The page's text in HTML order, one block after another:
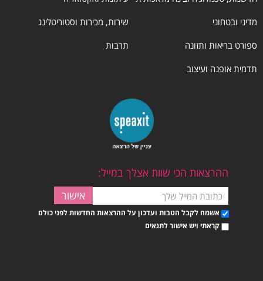
מדיני ובטחוני
שירות, מכירות וסטוריטלינג
ספורט בריאות ותזונה
תרבות
תדמית אופנה ועיצוב
ההרצאות הכי שוות אצלך במייל:
אשמח לקבל הטבות ועדכון על ההרצאות החדשות לפני כולם
קראתי ויש אישור לתנאים